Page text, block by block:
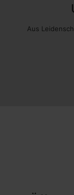
Aus